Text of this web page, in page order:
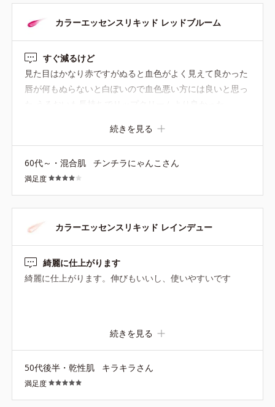
服に合わせてメイクアップもコーディネートするのが大好
きなのですが、秋冬はこれで決まり！なアイテムになりま
カラーエッセンスリキッド レッドブルーム
すぐ減るけど
見た目はかなり赤ですがぬると血色がよく見えて良かった
唇が何もぬらないと白ぽいので血色悪い方には良いと思っ
た うるおいも長持ちでリップクリームより良かった。
続きを見る
60代～・混合肌 チンチラにゃんこさん
満足度
カラーエッセンスリキッド レインデュー
綺麗に仕上がります
綺麗に仕上がります。伸びもいいし、使いやすいです
続きを見る
50代後半・乾性肌 キラキラさん
満足度